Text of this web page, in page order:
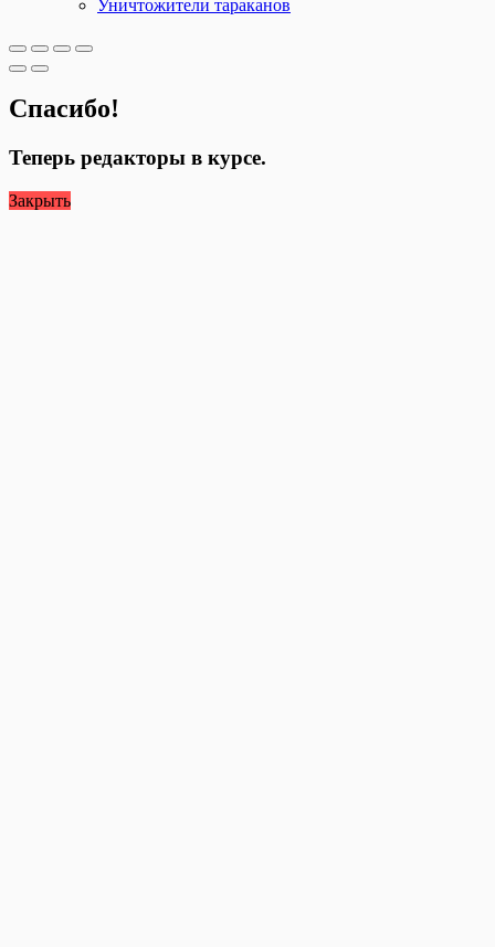
Уничтожители тараканов
Спасибо!
Теперь редакторы в курсе.
Закрыть